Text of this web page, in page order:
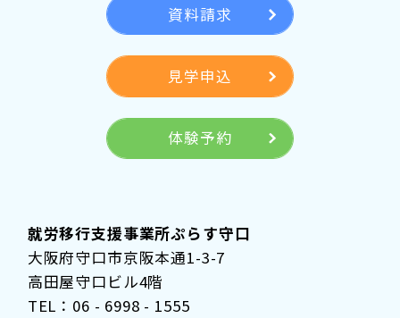
資料請求
見学申込
体験予約
就労移行支援事業所ぷらす守口
大阪府守口市京阪本通1-3-7
高田屋守口ビル4階
TEL：06 - 6998 - 1555